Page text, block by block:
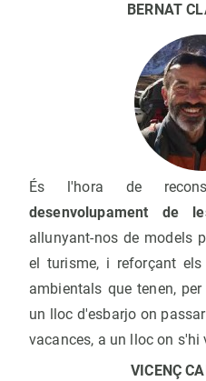
BERNAT
És l'hora de
desenvolupament de
allunyant-nos de models
el turisme, i reforçant
ambientals que tenen,
un lloc d'esbarjo on
vacances, a un lloc on s'hi
VICENÇ